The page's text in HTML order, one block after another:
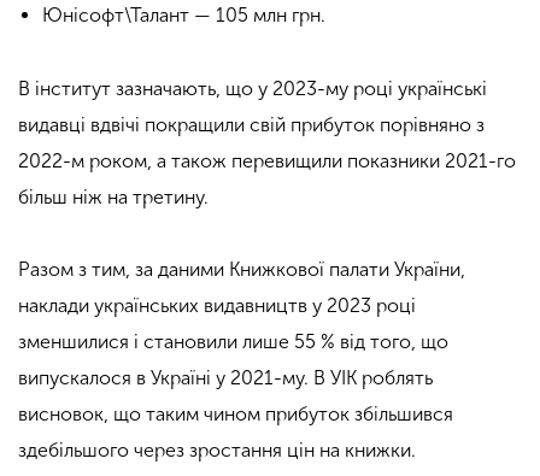
Юнісофт\Талант — 105 млн грн.
В інститут зазначають, що у 2023-му році українські
видавці вдвічі покращили свій прибуток порівняно з
2022-м роком, а також перевищили показники 2021-го
більш ніж на третину.
Разом з тим, за даними Книжкової палати України,
наклади українських видавництв у 2023 році
зменшилися і становили лише 55 % від того, що
випускалося в Україні у 2021-му. В УІК роблять
висновок, що таким чином прибуток збільшився
здебільшого через зростання цін на книжки.